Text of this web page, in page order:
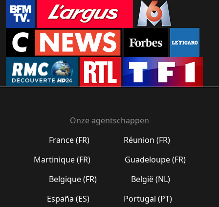
Onze agentschappen
France (FR)
Réunion (FR)
Martinique (FR)
Guadeloupe (FR)
Belgique (FR)
België (NL)
España (ES)
Portugal (PT)